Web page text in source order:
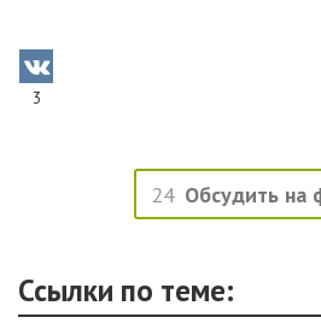
3
24 Обсудить на
Ссылки по теме: